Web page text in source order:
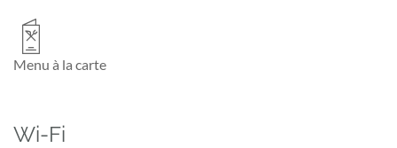
Menu à la carte
Wi-Fi